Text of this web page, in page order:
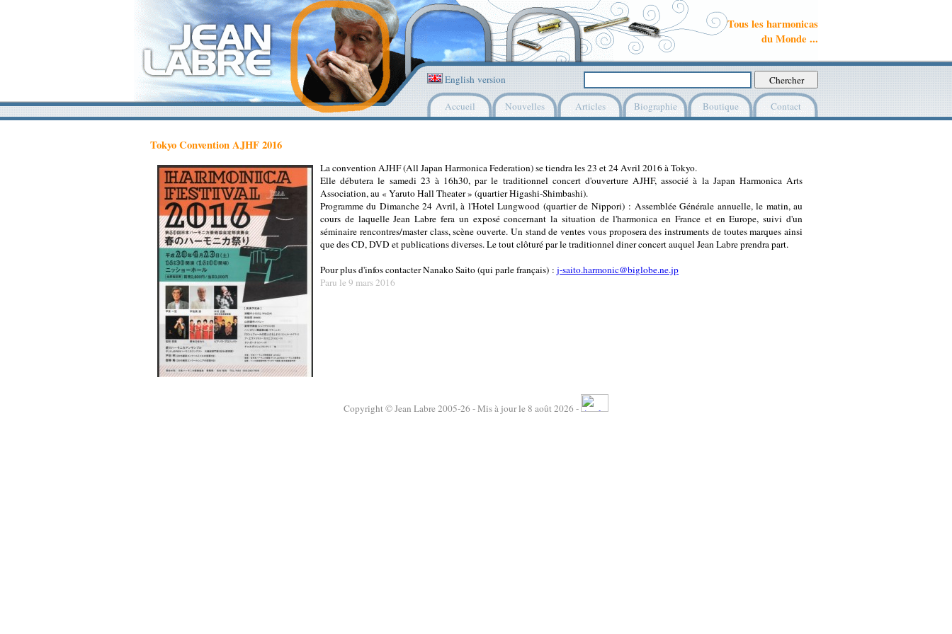
Tous les harmonicas
du Monde ...
English version
Accueil Nouvelles Articles Biographie Boutique Contact
Tokyo Convention AJHF 2016
La convention AJHF (All Japan Harmonica Federation) se tiendra les 23 et 24 Avril 2016 à Tokyo.
Elle débutera le samedi 23 à 16h30, par le traditionnel concert d'ouverture AJHF, associé à la Japan Harmonica Arts
Association, au « Yaruto Hall Theater » (quartier Higashi-Shimbashi).
Programme du Dimanche 24 Avril, à l'Hotel Lungwood (quartier de Nippori) : Assemblée Générale annuelle, le matin, au
cours de laquelle Jean Labre fera un exposé concernant la situation de l'harmonica en France et en Europe, suivi d'un
séminaire rencontres/master class, scène ouverte. Un stand de ventes vous proposera des instruments de toutes marques ainsi
que des CD, DVD et publications diverses. Le tout clôturé par le traditionnel diner concert auquel Jean Labre prendra part.
Pour plus d'infos contacter Nanako Saito (qui parle français) : j-saito.harmonic@biglobe.ne.jp
Paru le 9 mars 2016
Copyright © Jean Labre 2005-26 - Mis à jour le 8 août 2026 -